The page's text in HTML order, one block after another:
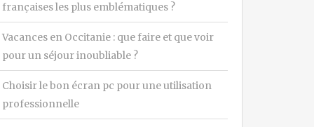
françaises les plus emblématiques ?
Vacances en Occitanie : que faire et que voir
pour un séjour inoubliable ?
Choisir le bon écran pc pour une utilisation
professionnelle